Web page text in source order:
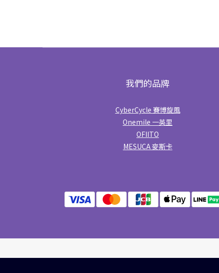
我們的品牌
CyberCycle 賽博旋風
Onemile 一英里
OFIITO
MESUCA 麥斯卡